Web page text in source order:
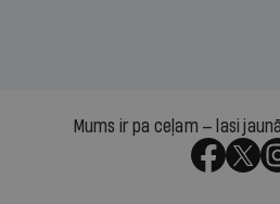
Mums ir pa ceļam — lasi